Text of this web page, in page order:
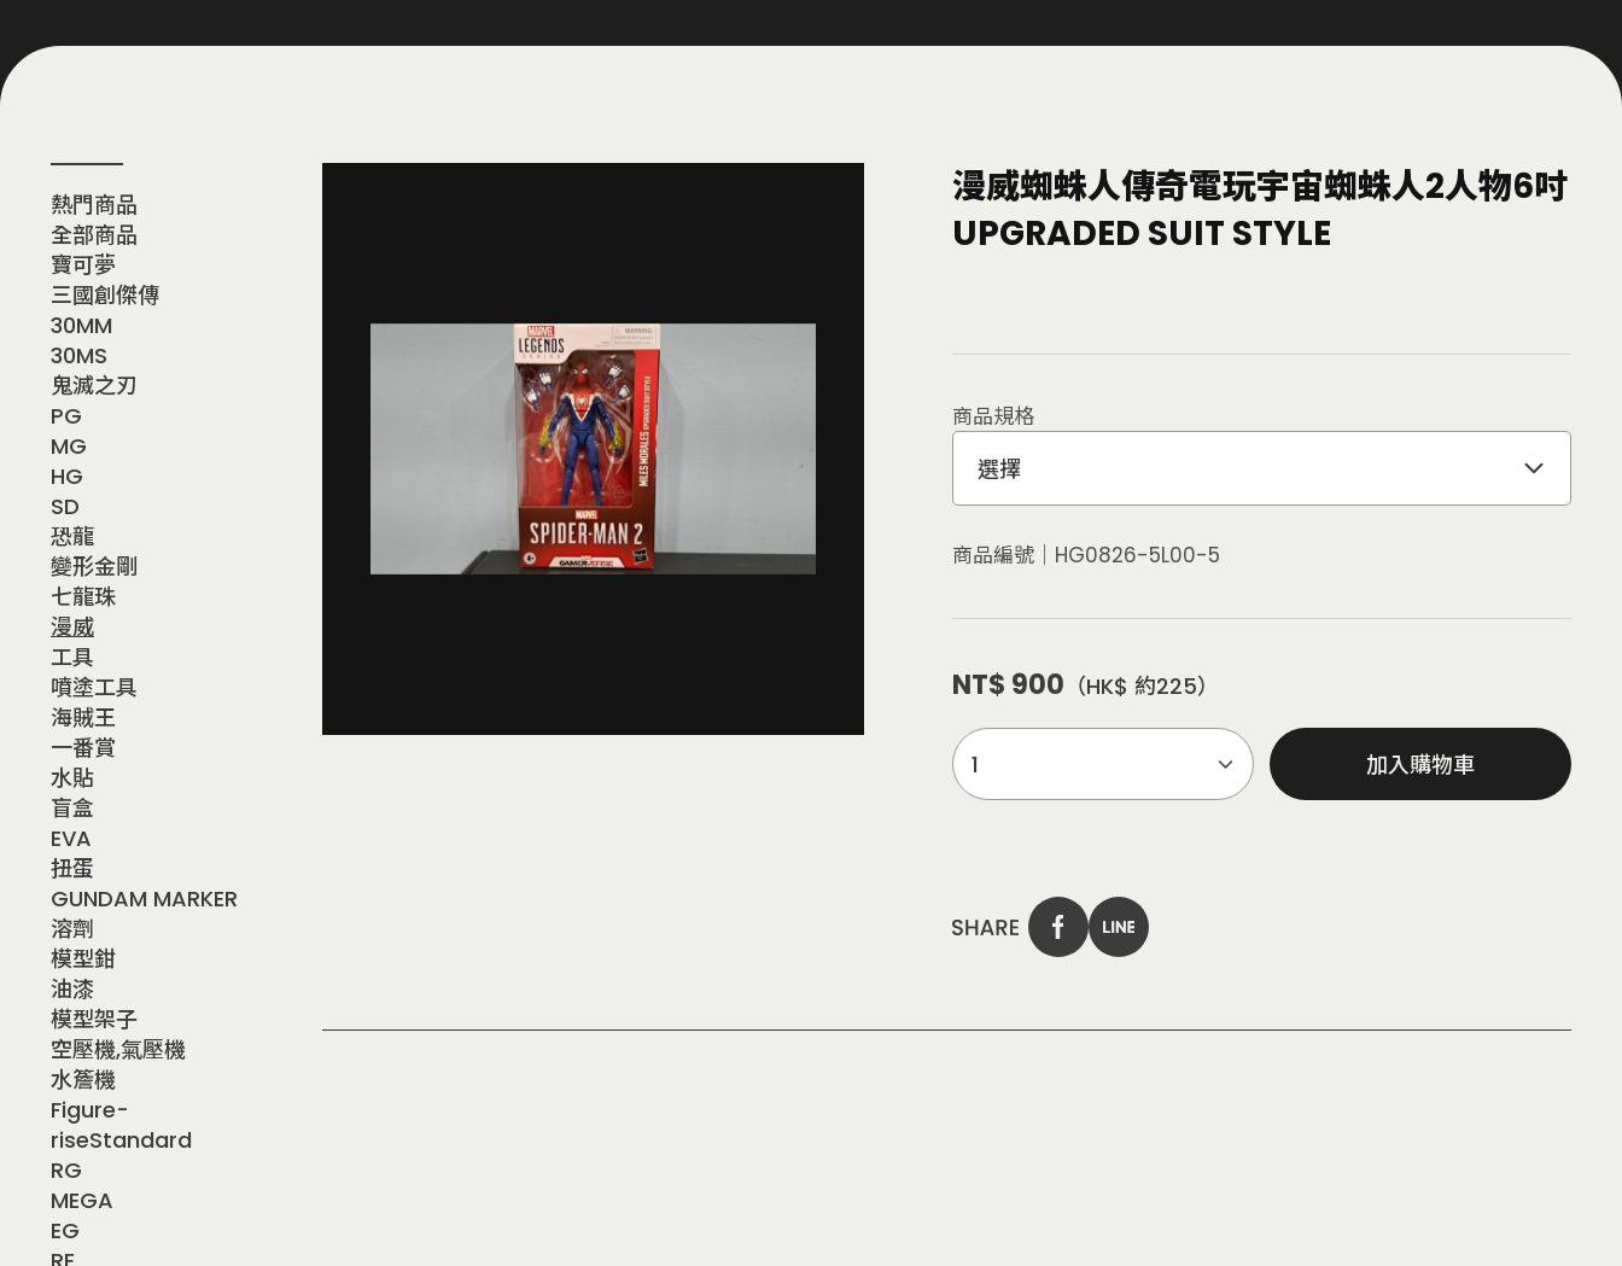
熱門商品
全部商品
寶可夢
三國創傑傳
30MM
30MS
鬼滅之刃
PG
MG
HG
SD
恐龍
變形金剛
七龍珠
漫威
工具
噴塗工具
海賊王
一番賞
水貼
盲盒
EVA
扭蛋
GUNDAM MARKER
溶劑
模型鉗
油漆
模型架子
空壓機,氣壓機
水簷機
Figure-
riseStandard
RG
MEGA
EG
漫威蜘蛛人傳奇電玩宇宙蜘蛛人2人物6吋
UPGRADED SUIT STYLE
商品規格
選擇
商品編號│ HG0826-5L00-5
NT$ 900 （HK$ 約225）
加入購物車